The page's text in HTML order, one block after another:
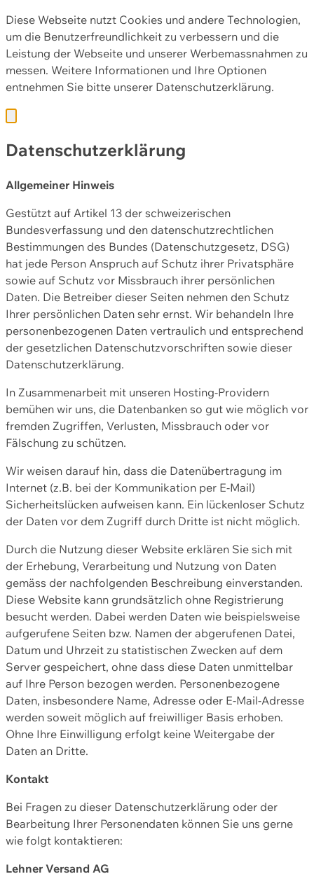
Diese Webseite nutzt Cookies und andere Technologien,
um die Benutzerfreundlichkeit zu verbessern und die
Leistung der Webseite und unserer Werbemassnahmen zu
messen. Weitere Informationen und Ihre Optionen
entnehmen Sie bitte unserer Datenschutzerklärung.
Datenschutzerklärung
Allgemeiner Hinweis
Gestützt auf Artikel 13 der schweizerischen
Bundesverfassung und den datenschutzrechtlichen
Bestimmungen des Bundes (Datenschutzgesetz, DSG)
hat jede Person Anspruch auf Schutz ihrer Privatsphäre
sowie auf Schutz vor Missbrauch ihrer persönlichen
Daten. Die Betreiber dieser Seiten nehmen den Schutz
Ihrer persönlichen Daten sehr ernst. Wir behandeln Ihre
personenbezogenen Daten vertraulich und entsprechend
der gesetzlichen Datenschutzvorschriften sowie dieser
Datenschutzerklärung.
In Zusammenarbeit mit unseren Hosting-Providern
bemühen wir uns, die Datenbanken so gut wie möglich vor
fremden Zugriffen, Verlusten, Missbrauch oder vor
Fälschung zu schützen.
Wir weisen darauf hin, dass die Datenübertragung im
Internet (z.B. bei der Kommunikation per E-Mail)
Sicherheitslücken aufweisen kann. Ein lückenloser Schutz
der Daten vor dem Zugriff durch Dritte ist nicht möglich.
Durch die Nutzung dieser Website erklären Sie sich mit
der Erhebung, Verarbeitung und Nutzung von Daten
gemäss der nachfolgenden Beschreibung einverstanden.
Diese Website kann grundsätzlich ohne Registrierung
besucht werden. Dabei werden Daten wie beispielsweise
aufgerufene Seiten bzw. Namen der abgerufenen Datei,
Datum und Uhrzeit zu statistischen Zwecken auf dem
Server gespeichert, ohne dass diese Daten unmittelbar
auf Ihre Person bezogen werden. Personenbezogene
Daten, insbesondere Name, Adresse oder E-Mail-Adresse
werden soweit möglich auf freiwilliger Basis erhoben.
Ohne Ihre Einwilligung erfolgt keine Weitergabe der
Daten an Dritte.
Kontakt
Bei Fragen zu dieser Datenschutzerklärung oder der
Bearbeitung Ihrer Personendaten können Sie uns gerne
wie folgt kontaktieren:
Lehner Versand AG